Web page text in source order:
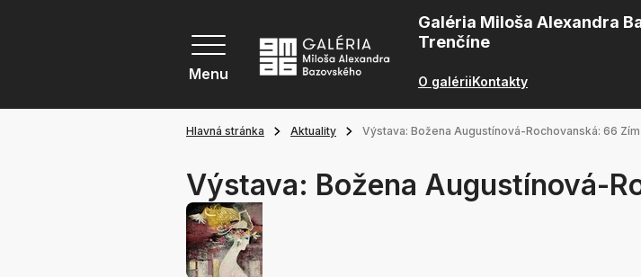
Menu
Galéria Miloša Alexandra
Trenčíne
O galériiKontakty
Hlavná stránka Aktuality Výstava: Božena Augustínová-Rochovanská: 66 Zím
Výstava: Božena Augustínová-